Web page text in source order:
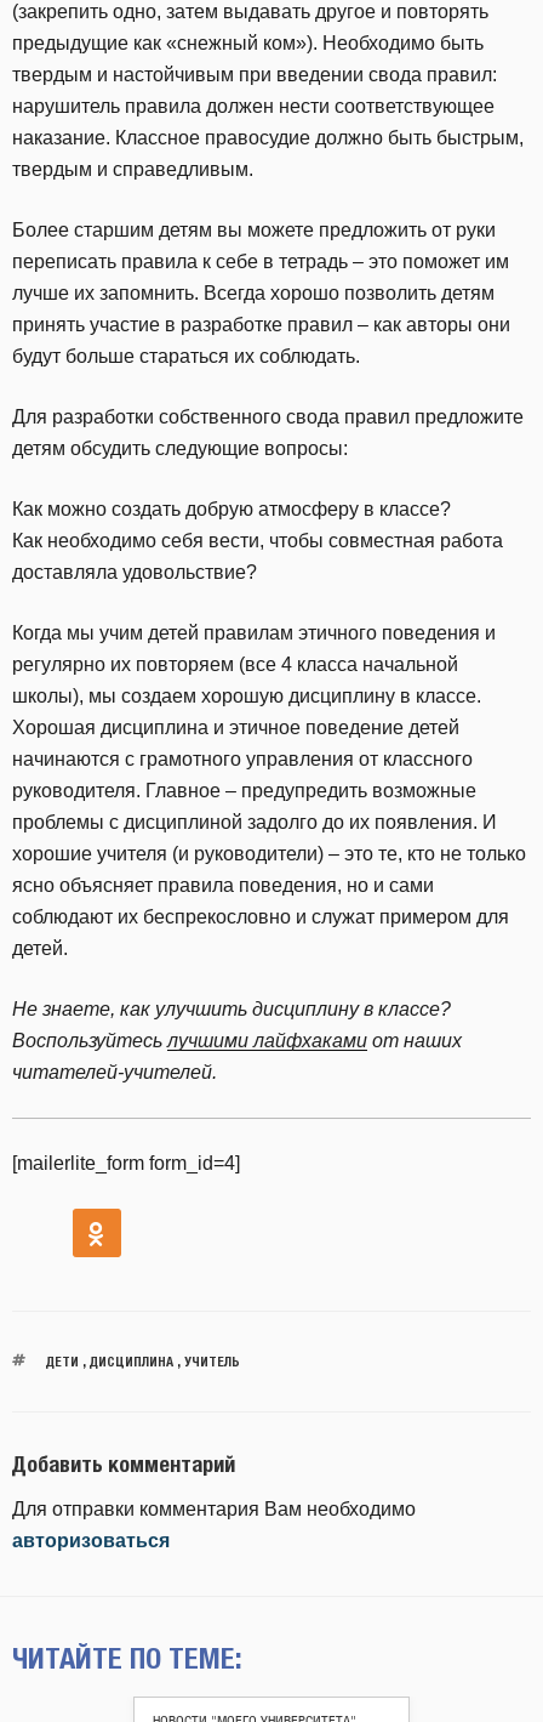
(закрепить одно, затем выдавать другое и повторять
предыдущие как «снежный ком»). Необходимо быть
твердым и настойчивым при введении свода правил:
нарушитель правила должен нести соответствующее
наказание. Классное правосудие должно быть быстрым,
твердым и справедливым.
Более старшим детям вы можете предложить от руки
переписать правила к себе в тетрадь – это поможет им
лучше их запомнить. Всегда хорошо позволить детям
принять участие в разработке правил – как авторы они
будут больше стараться их соблюдать.
Для разработки собственного свода правил предложите
детям обсудить следующие вопросы:
Как можно создать добрую атмосферу в классе?
Как необходимо себя вести, чтобы совместная работа
доставляла удовольствие?
Когда мы учим детей правилам этичного поведения и
регулярно их повторяем (все 4 класса начальной
школы), мы создаем хорошую дисциплину в классе.
Хорошая дисциплина и этичное поведение детей
начинаются с грамотного управления от классного
руководителя. Главное – предупредить возможные
проблемы с дисциплиной задолго до их появления. И
хорошие учителя (и руководители) – это те, кто не только
ясно объясняет правила поведения, но и сами
соблюдают их беспрекословно и служат примером для
детей.
Не знаете, как улучшить дисциплину в классе?
Воспользуйтесь лучшими лайфхаками от наших
читателей-учителей.
[mailerlite_form form_id=4]
ДЕТИ , ДИСЦИПЛИНА, УЧИТЕЛЬ
Добавить комментарий
Для отправки комментария Вам необходимо
авторизоваться
ЧИТАЙТЕ ПО ТЕМЕ: